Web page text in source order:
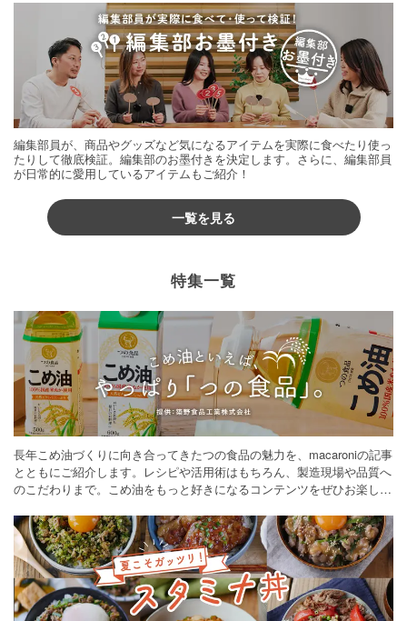
編集部員が、商品やグッズなど気になるアイテムを実際に食べたり使っ
たりして徹底検証。編集部のお墨付きを決定します。さらに、編集部員
が日常的に愛用しているアイテムもご紹介！
一覧を見る
特集一覧
長年こめ油づくりに向き合ってきたつの食品の魅力を、macaroniの記事
とともにご紹介します。レシピや活用術はもちろん、製造現場や品質へ
のこだわりまで。こめ油をもっと好きになるコンテンツをぜひお楽しみ